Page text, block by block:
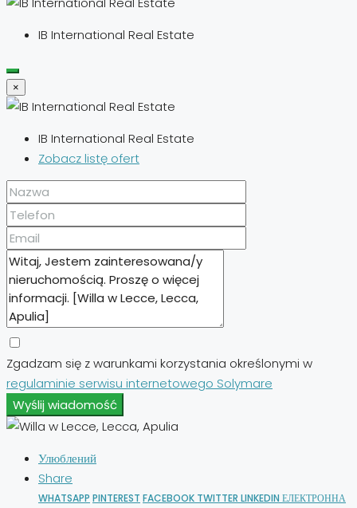
IB International Real Estate
×
IB International Real Estate
Zobacz listę ofert
Zgadzam się z warunkami korzystania określonymi w
regulaminie serwisu internetowego Solymare
Wyślij wiadomość
Улюблений
Share
WHATSAPP PINTEREST FACEBOOK TWITTER LINKEDIN ЕЛЕКТРОННА